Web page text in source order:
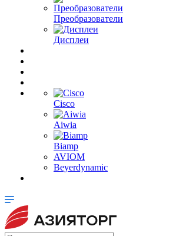
Преобразователи
Дисплеи
Cisco
Aiwia
Biamp
AVIOM
Beyerdynamic